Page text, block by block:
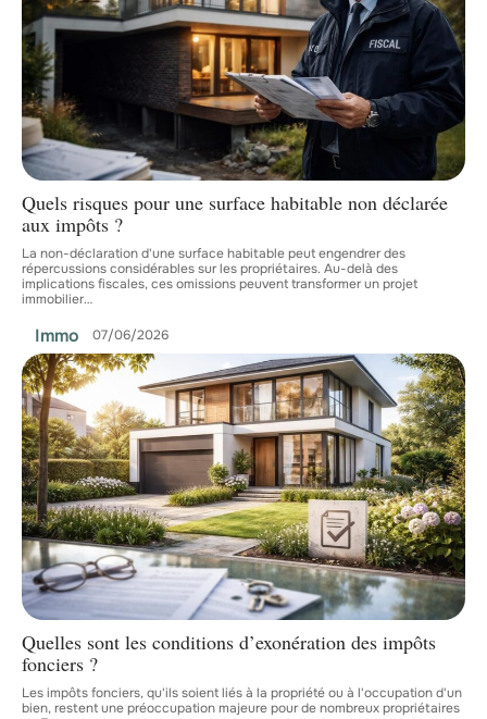
Quels risques pour une surface habitable non déclarée
aux impôts ?
La non-déclaration d'une surface habitable peut engendrer des
répercussions considérables sur les propriétaires. Au-delà des
implications fiscales, ces omissions peuvent transformer un projet
immobilier…
Immo 07/06/2026
Quelles sont les conditions d’exonération des impôts
fonciers ?
Les impôts fonciers, qu'ils soient liés à la propriété ou à l'occupation d'un
bien, restent une préoccupation majeure pour de nombreux propriétaires